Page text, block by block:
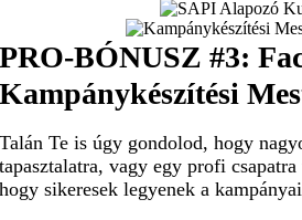
PRO-BÓNUSZ #3:
Kampánykészítési
Talán Te is úgy gondolod, hogy
tapasztalatra, vagy egy profi csapatra
hogy sikeresek legyenek a